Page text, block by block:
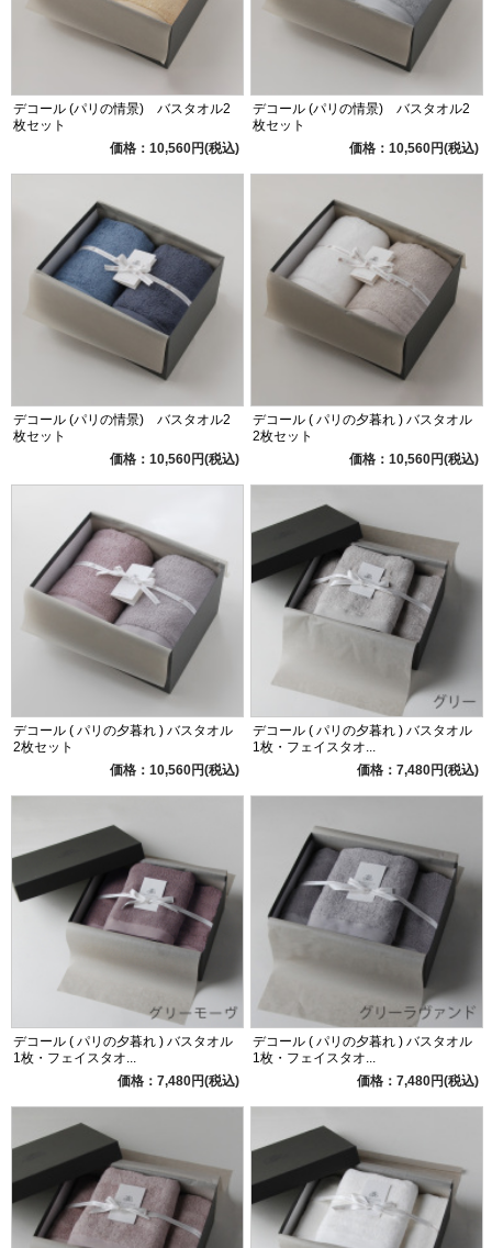
デコール (パリの情景) バスタオル2
枚セット
価格：10,560円(税込)
デコール (パリの情景) バスタオル2
枚セット
価格：10,560円(税込)
デコール (パリの情景) バスタオル2
枚セット
価格：10,560円(税込)
デコール ( パリの夕暮れ ) バスタオル
2枚セット
価格：10,560円(税込)
デコール ( パリの夕暮れ ) バスタオル
2枚セット
価格：10,560円(税込)
デコール ( パリの夕暮れ ) バスタオル
1枚・フェイスタオ...
価格：7,480円(税込)
デコール ( パリの夕暮れ ) バスタオル
1枚・フェイスタオ...
価格：7,480円(税込)
デコール ( パリの夕暮れ ) バスタオル
1枚・フェイスタオ...
価格：7,480円(税込)